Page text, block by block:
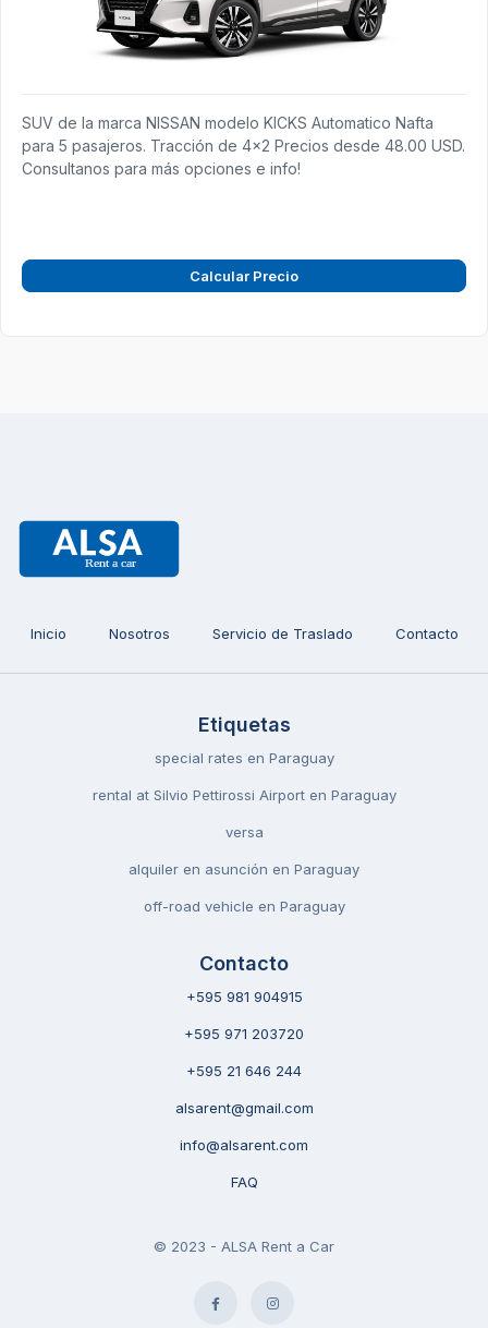
SUV de la marca NISSAN modelo KICKS Automatico Nafta
para 5 pasajeros. Tracción de 4x2 Precios desde 48.00 USD.
Consultanos para más opciones e info!
Calcular Precio
Inicio Nosotros Servicio de Traslado Contacto
Etiquetas
special rates en Paraguay
rental at Silvio Pettirossi Airport en Paraguay
versa
alquiler en asunción en Paraguay
off-road vehicle en Paraguay
Contacto
+595 981 904915
+595 971 203720
+595 21 646 244
alsarent@gmail.com
info@alsarent.com
FAQ
© 2023 - ALSA Rent a Car